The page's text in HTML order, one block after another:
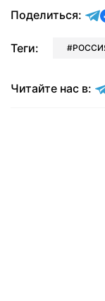
Поделиться:
Теги:
Читайте нас в: